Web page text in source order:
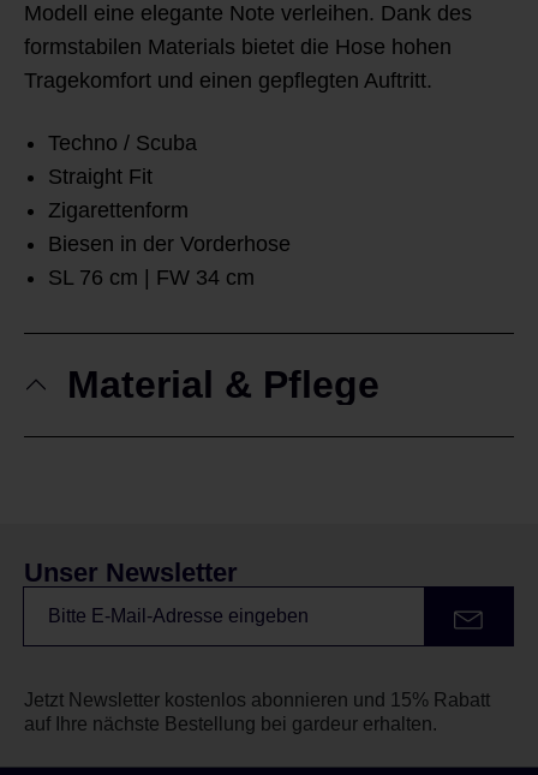
Modell eine elegante Note verleihen. Dank des
formstabilen Materials bietet die Hose hohen
Tragekomfort und einen gepflegten Auftritt.
Techno / Scuba
Straight Fit
Zigarettenform
Biesen in der Vorderhose
SL 76 cm | FW 34 cm
Material & Pflege
Unser Newsletter
Jetzt Newsletter kostenlos abonnieren und 15% Rabatt
auf Ihre nächste Bestellung bei gardeur erhalten.